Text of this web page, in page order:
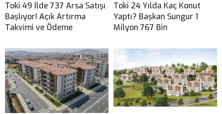
Toki 49 İlde 737 Arsa Satışı
Başlıyor! Açık Artırma
Takvimi ve Ödeme
Toki 24 Yılda Kaç Konut
Yaptı? Başkan Sungur 1
Milyon 767 Bin